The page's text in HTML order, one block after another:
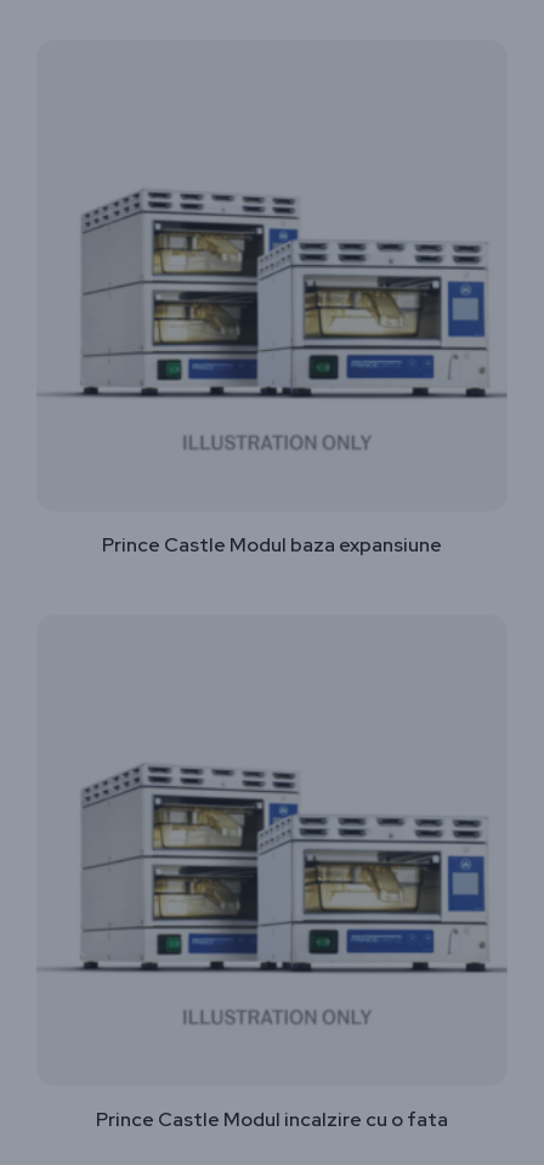
Prince Castle Modul baza expansiune
Prince Castle Modul incalzire cu o fata